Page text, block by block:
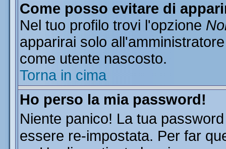
Come posso evitare di
Nel tuo profilo trovi l'opzione
apparirai solo
come utente nascosto.
Torna in cima
Ho perso la mia password!
Niente panico! La tua
essere re-impostata. Per far